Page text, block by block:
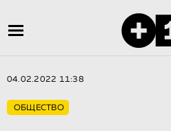
04.02.2022 11:38
ОБЩЕСТВО